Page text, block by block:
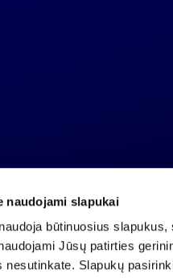
naudojami slapukai
būtinuosius
Jūsų patirties
nesutinkate. Slapukų